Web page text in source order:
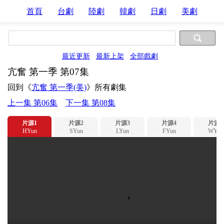
首頁 台劇 陸劇 韓劇 日劇 美劇
最近更新 最新上架 全部戲劇
亢奮 第一季 第07集
回到《亢奮 第一季(美)》所有劇集
上一集 第06集
下一集 第08集
片源1
HYun
片源2
SYun
片源3
LYun
片源4
FYun
片源5
WYun